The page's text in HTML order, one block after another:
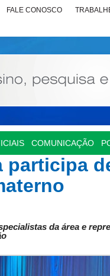
FALE CONOSCO
COMUNICAÇÃO
participa
da área e